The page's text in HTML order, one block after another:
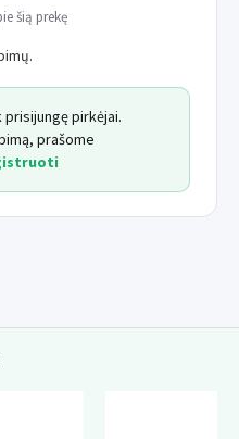
arba mašinoje 30 °C
tekstilei .
šią prekę
pirkėjai.
prašome